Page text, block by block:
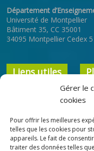
Gérer le
cookies
Pour offrir les meilleures
telles que les cookies pour
appareils. Le fait de
traiter des données telles
Département
Université de Montpellier
Bâtiment 35, CC 35001
34095 Montpellier Cedex
Liens utiles
Faculté des
Sciences
ENT